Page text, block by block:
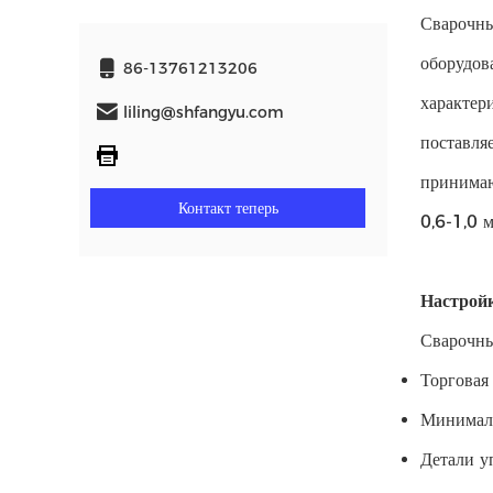
86-13761213206
liling@shfangyu.com
Контакт теперь
0,6-1,0
Детали